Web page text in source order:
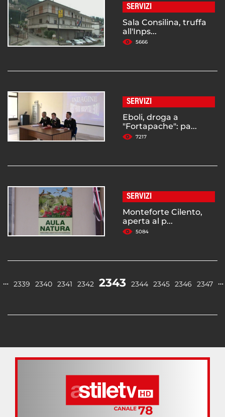
SERVIZI
Sala Consilina, truffa
all'Inps...
5666
SERVIZI
Eboli, droga a
"Fortapache": pa...
7217
SERVIZI
Monteforte Cilento,
aperta al p...
5084
… 2339 2340 2341 2342 2343 2344 2345 2346 2347 …